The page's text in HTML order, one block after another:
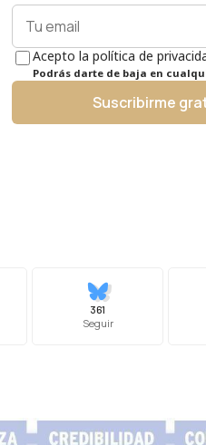
Acepto la política de
Podrás darte de baja en
Suscribirme
361
Seguir